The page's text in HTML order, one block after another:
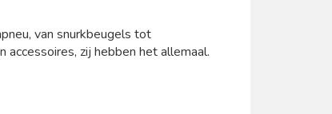
van snurkbeugels tot
zij hebben het allemaal.